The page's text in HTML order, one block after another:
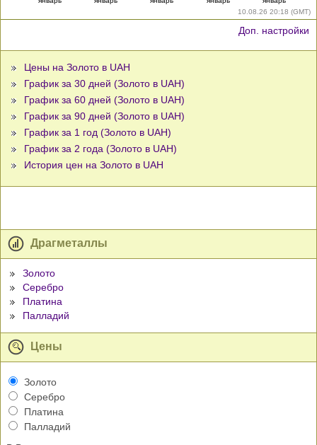
10.08.26 20:18 (GMT)
Доп. настройки
Цены на Золото в UAH
График за 30 дней (Золото в UAH)
График за 60 дней (Золото в UAH)
График за 90 дней (Золото в UAH)
График за 1 год (Золото в UAH)
График за 2 года (Золото в UAH)
История цен на Золото в UAH
Драгметаллы
Золото
Серебро
Платина
Палладий
Цены
Золото
Серебро
Платина
Палладий